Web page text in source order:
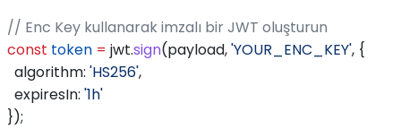
// Enc Key kullanarak imzalı bir JWT oluşturun
const token = jwt.sign(payload, 'YOUR_ENC_KEY', {
  algorithm:
'HS256',
  expiresIn:
'1h'
});